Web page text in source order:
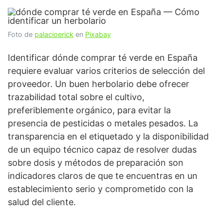
Foto de palacioerick en Pixabay
Identificar dónde comprar té verde en España
requiere evaluar varios criterios de selección del
proveedor. Un buen herbolario debe ofrecer
trazabilidad total sobre el cultivo,
preferiblemente orgánico, para evitar la
presencia de pesticidas o metales pesados. La
transparencia en el etiquetado y la disponibilidad
de un equipo técnico capaz de resolver dudas
sobre dosis y métodos de preparación son
indicadores claros de que te encuentras en un
establecimiento serio y comprometido con la
salud del cliente.